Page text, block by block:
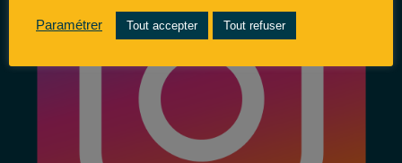
Paramétrer Tout accepter Tout refuser